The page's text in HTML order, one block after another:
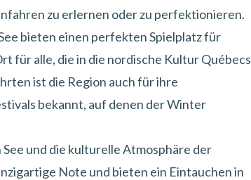
zu erlernen oder zu perfektionieren.
bieten einen perfekten Spielplatz für
für alle, die in die nordische Kultur Québecs
ist die Region auch für ihre
bekannt, auf denen der Winter
und die kulturelle Atmosphäre der
Note und bieten ein Eintauchen in